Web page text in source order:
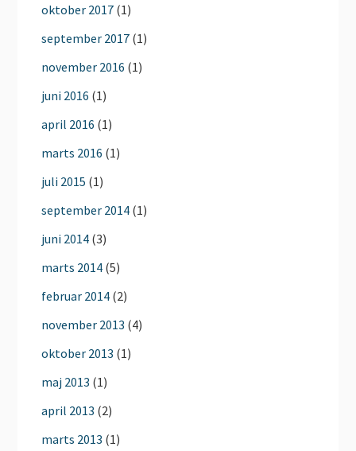
oktober 2017 (1)
september 2017 (1)
november 2016 (1)
juni 2016 (1)
april 2016 (1)
marts 2016 (1)
juli 2015 (1)
september 2014 (1)
juni 2014 (3)
marts 2014 (5)
februar 2014 (2)
november 2013 (4)
oktober 2013 (1)
maj 2013 (1)
april 2013 (2)
marts 2013 (1)